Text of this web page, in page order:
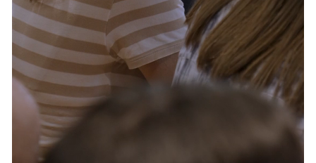
Servizi e accessibilità
Contatti
FAQ
Biglietti